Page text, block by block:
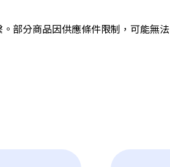
部分商品因供應條件限制，可能無法